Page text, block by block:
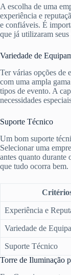
A escolha de uma
experiência e
e confiáveis. É
que já utilizaram seus
Variedade de
Ter várias opções de
com uma ampla
tipos de evento. A
necessidades
Suporte Técnico
Um bom suporte
Selecionar uma
antes quanto durante
que tudo ocorra bem.
Experiência e
Variedade de
Suporte Técnico
Torre de Iluminação